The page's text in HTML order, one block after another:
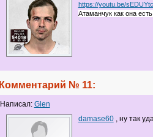
https://youtu.be/
Атаманчук как она
Комментарий № 11:
Написал: Glen
damase60, ну так